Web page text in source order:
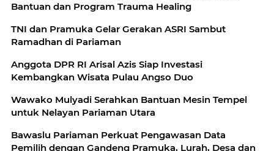
Bantuan dan Program Trauma Healing
TNI dan Pramuka Gelar Gerakan ASRI Sambut
Ramadhan di Pariaman
Anggota DPR RI Arisal Azis Siap Investasi
Kembangkan Wisata Pulau Angso Duo
Wawako Mulyadi Serahkan Bantuan Mesin Tempel
untuk Nelayan Pariaman Utara
Bawaslu Pariaman Perkuat Pengawasan Data
Pemilih dengan Gandeng Pramuka, Lurah, Desa dan